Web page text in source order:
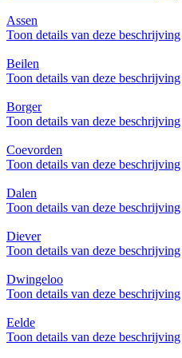
Assen
Toon details van deze beschrijving
Beilen
Toon details van deze beschrijving
Borger
Toon details van deze beschrijving
Coevorden
Toon details van deze beschrijving
Dalen
Toon details van deze beschrijving
Diever
Toon details van deze beschrijving
Dwingeloo
Toon details van deze beschrijving
Eelde
Toon details van deze beschrijving